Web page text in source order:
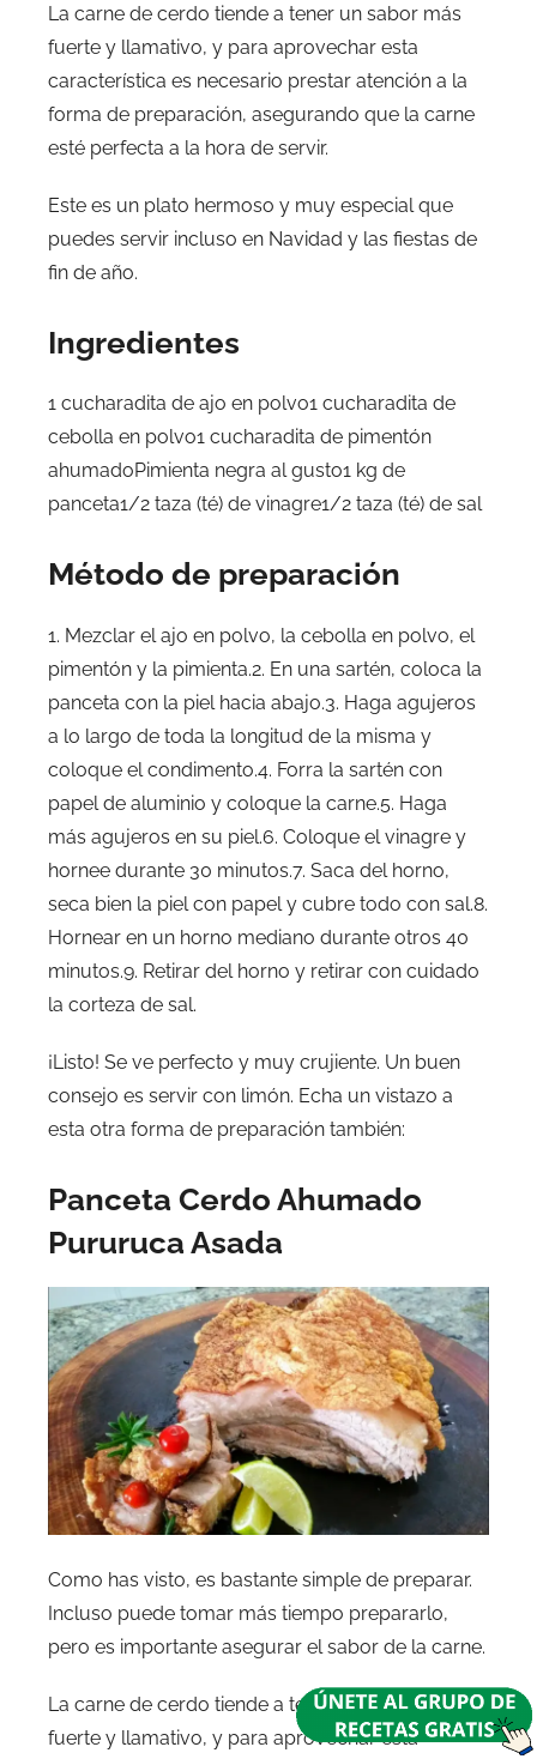
La carne de cerdo tiende a tener un sabor más
fuerte y llamativo, y para aprovechar esta
característica es necesario prestar atención a la
forma de preparación, asegurando que la carne
esté perfecta a la hora de servir.
Este es un plato hermoso y muy especial que
puedes servir incluso en Navidad y las fiestas de
fin de año.
Ingredientes
1 cucharadita de ajo en polvo1 cucharadita de
cebolla en polvo1 cucharadita de pimentón
ahumadoPimienta negra al gusto1 kg de
panceta1/2 taza (té) de vinagre1/2 taza (té) de sal
Método de preparación
1. Mezclar el ajo en polvo, la cebolla en polvo, el
pimentón y la pimienta.2. En una sartén, coloca la
panceta con la piel hacia abajo.3. Haga agujeros
a lo largo de toda la longitud de la misma y
coloque el condimento.4. Forra la sartén con
papel de aluminio y coloque la carne.5. Haga
más agujeros en su piel.6. Coloque el vinagre y
hornee durante 30 minutos.7. Saca del horno,
seca bien la piel con papel y cubre todo con sal.8.
Hornear en un horno mediano durante otros 40
minutos.9. Retirar del horno y retirar con cuidado
la corteza de sal.
¡Listo! Se ve perfecto y muy crujiente. Un buen
consejo es servir con limón. Echa un vistazo a
esta otra forma de preparación también:
Panceta Cerdo Ahumado
Pururuca Asada
Como has visto, es bastante simple de preparar.
Incluso puede tomar más tiempo prepararlo,
pero es importante asegurar el sabor de la carne.
La carne de cerdo tiende a tener un sabor más
fuerte y llamativo, y para aprovechar esta